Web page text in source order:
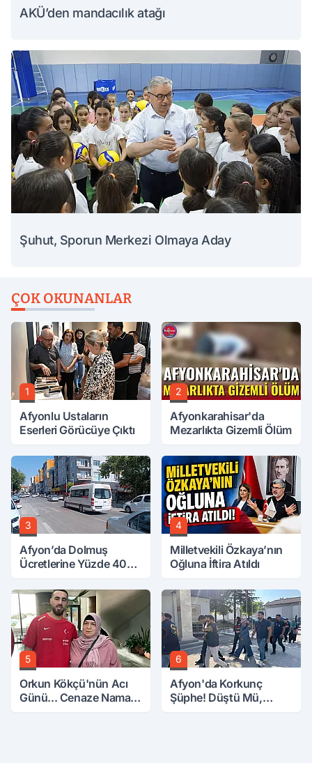
AKÜ’den mandacılık atağı
Şuhut, Sporun Merkezi Olmaya Aday
ÇOK OKUNANLAR
1
Afyonlu Ustaların
Eserleri Görücüye Çıktı
2
Afyonkarahisar'da
Mezarlıkta Gizemli Ölüm
3
Afyon’da Dolmuş
Ücretlerine Yüzde 40
4
Milletvekili Özkaya’nın
Oğluna İftira Atıldı
5
Orkun Kökçü'nün Acı
Günü... Cenaze Namazı
6
Afyon'da Korkunç
Şüphe! Düştü Mü,